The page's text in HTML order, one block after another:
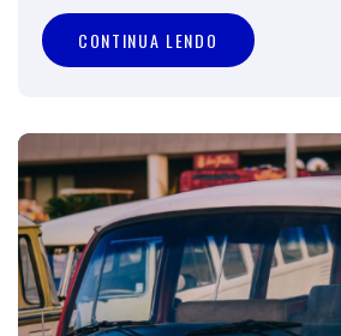
CONTINUA LENDO